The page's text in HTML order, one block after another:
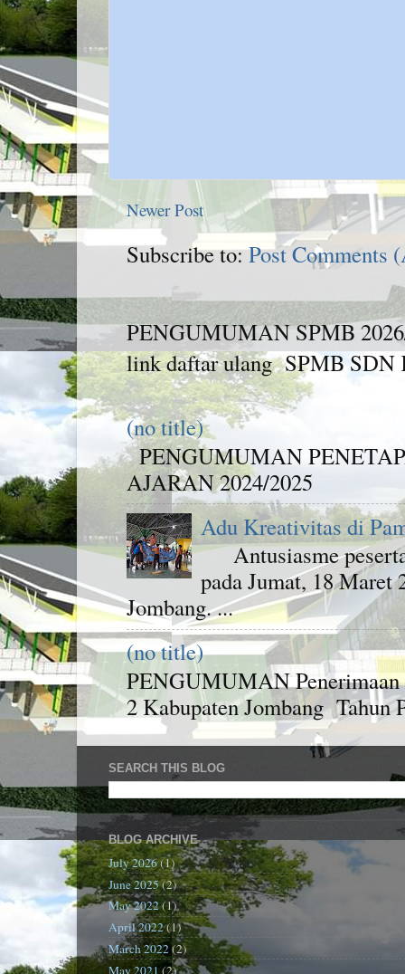
Newer Post
Subscribe to:Post Comments
PENGUMUMAN SPMB
link daftar ulang SPMB SDN
(no title)
PENGUMUMAN
AJARAN 2024/2025
Adu Kreativitas di
Antusiasme peserta
pada Jumat, 18 Maret
Jombang. ...
(no title)
PENGUMUMAN Penerimaan
2 Kabupaten Jombang Tahun
SEARCH THIS BLOG
BLOG ARCHIVE
July 2026(1)
June 2025(2)
May 2022(1)
April 2022(1)
March 2022(2)
May 2021 (2)